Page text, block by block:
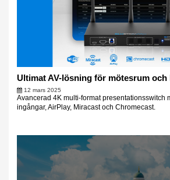
Ultimat AV-lösning för mötesrum och
12 mars 2025
Avancerad 4K multi-format presentationsswitch
ingångar, AirPlay, Miracast och Chromecast.